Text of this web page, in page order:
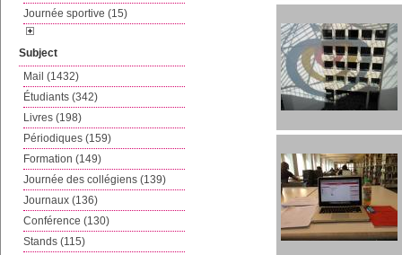
Journée sportive (15)
Subject
Mail (1432)
Étudiants (342)
Livres (198)
Périodiques (159)
Formation (149)
Journée des collégiens (139)
Journaux (136)
Conférence (130)
Stands (115)